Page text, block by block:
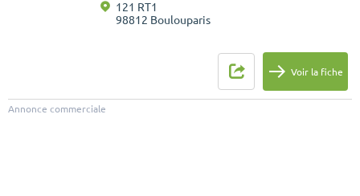
121 RT1
98812 Boulouparis
Voir la fiche
Annonce commerciale